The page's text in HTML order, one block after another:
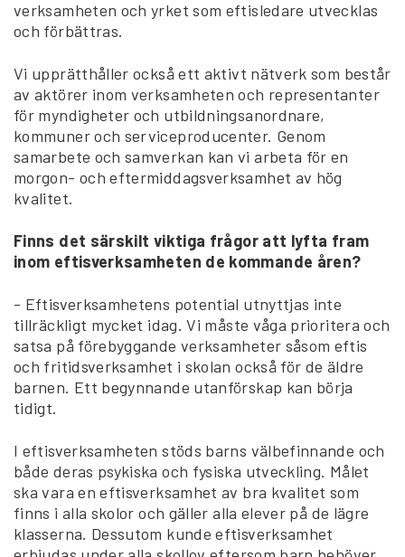
verksamheten och yrket som eftisledare utvecklas
och förbättras.
Vi upprätthåller också ett aktivt nätverk som består
av aktörer inom verksamheten och representanter
för myndigheter och utbildningsanordnare,
kommuner och serviceproducenter. Genom
samarbete och samverkan kan vi arbeta för en
morgon- och eftermiddagsverksamhet av hög
kvalitet.
Finns det särskilt viktiga frågor att lyfta fram
inom eftisverksamheten de kommande åren?
- Eftisverksamhetens potential utnyttjas inte
tillräckligt mycket idag. Vi måste våga prioritera och
satsa på förebyggande verksamheter såsom eftis
och fritidsverksamhet i skolan också för de äldre
barnen. Ett begynnande utanförskap kan börja
tidigt.
I eftisverksamheten stöds barns välbefinnande och
både deras psykiska och fysiska utveckling. Målet
ska vara en eftisverksamhet av bra kvalitet som
finns i alla skolor och gäller alla elever på de lägre
klasserna. Dessutom kunde eftisverksamhet